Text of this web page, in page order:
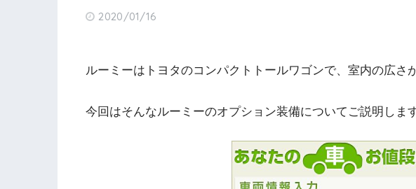
2020/01/16
ルーミーはトヨタのコンパクトトールワゴンで、室内の広さ
今回はそんなルーミーのオプション装備についてご説明します